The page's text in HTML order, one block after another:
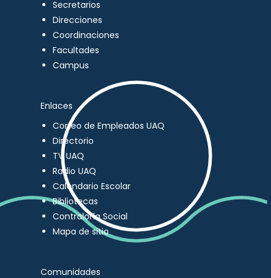
Secretarios
Direcciones
Coordinaciones
Facultades
Campus
Enlaces
Correo de Empleados UAQ
Directorio
TV UAQ
Radio UAQ
Calendario Escolar
Bibliotecas
Contraloría Social
Mapa de sitio
Comunidades